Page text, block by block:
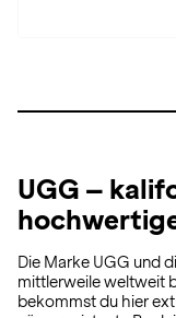
UGG –
Die Marke UGG und
mittlerweile weltweit
bekommst du hier